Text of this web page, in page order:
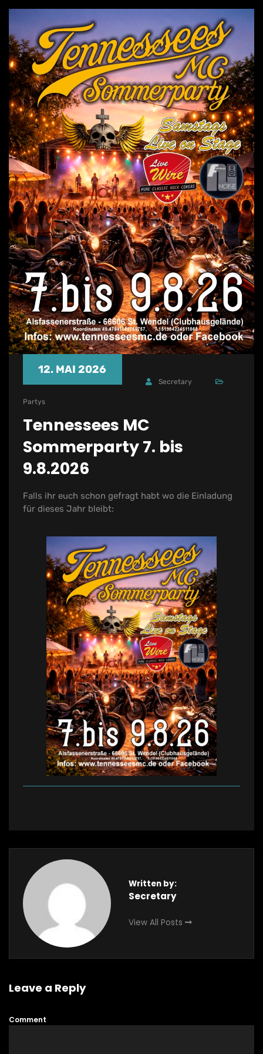
12. MAI 2026
Secretary
Partys
Tennessees MC
Sommerparty 7. bis
9.8.2026
Falls ihr euch schon gefragt habt wo die Einladung
für dieses Jahr bleibt:
Written by:
Secretary
View All Posts
Leave a Reply
Comment